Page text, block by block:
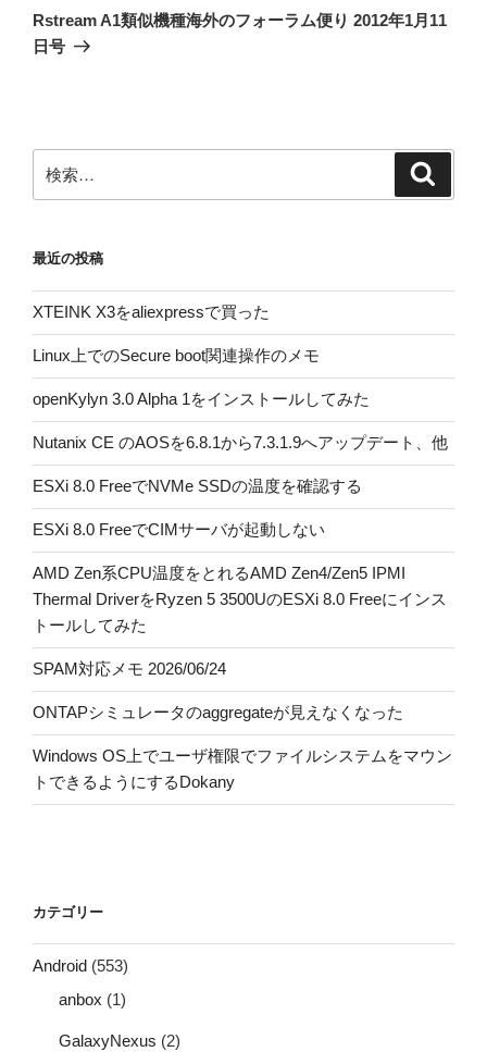
ゲ
ー
の
投
Rstream A1類似機種海外のフォーラム便り 2012年1月11
日号
索:
最近の投稿
XTEINK X3をaliexpressで買った
Linux上でのSecure boot関連操作のメモ
openKylyn 3.0 Alpha 1をインストールしてみた
Nutanix CE のAOSを6.8.1から7.3.1.9へアップデート、他
ESXi 8.0 FreeでNVMe SSDの温度を確認する
ESXi 8.0 FreeでCIMサーバが起動しない
AMD Zen系CPU温度をとれるAMD Zen4/Zen5 IPMI
Thermal DriverをRyzen 5 3500UのESXi 8.0 Freeにインス
トールしてみた
SPAM対応メモ 2026/06/24
ONTAPシミュレータのaggregateが見えなくなった
Windows OS上でユーザ権限でファイルシステムをマウン
トできるようにするDokany
カテゴリー
Android (553)
anbox (1)
GalaxyNexus (2)